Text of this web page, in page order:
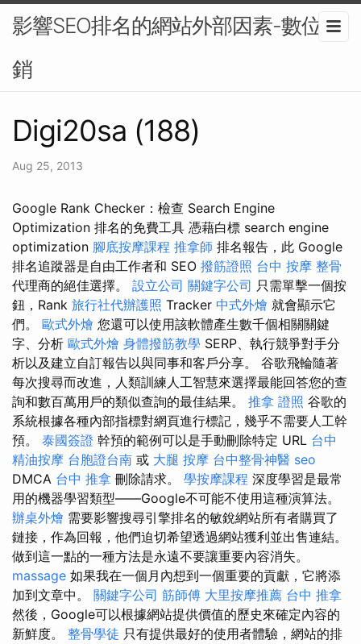
影響SEO排名的網站外部因素-數位行
銷
Digi20sa (188)
Aug 25, 2013
Google Rank Checker：檢查 Search Engine
Optimization 排名的免費工具 憑藉白標 search engine
optimization 腳底按摩課程 推拿師 排名報告，此 Google
排名追蹤器是自由工作者和 SEO 撥筋證照 台中 按摩 整骨
代理商的絕佳選擇。 設立公司 關鍵字公司 只需單擊一個按
鈕，Rank 旅行社代辦護照 Tracker 中式外燴 就會顯示它
們。 歐式外燴 您還可以使用該軟體產生數千個相關關鍵
字、分析 歐式外燴 身體撥筋教學 SERP、執行競爭對手分
析以及建立自訂報告以與同事和客戶分享。 谷歌飛輪隨著
每次搜尋而改進，人類訓練人工智慧來選擇最能回答您的查
詢和數百萬用戶的類似查詢的最佳結果。 推拿 證照 谷歌的
系統根據各種內部指標對網頁進行標記，幾乎不需要人工幹
預。 泰國簽證 幹預的範例可以是手動刪除特定 URL 台中
精油按摩 台胞證台南 或 大腿 按摩 台中整骨神醫 seo
DMCA 台中 推拿 刪除請求。 學按摩課程 深度學習是最常
用的機器學習類型——Google不可能不使用這種演算法。
辦桌外燴 需要影響搜尋引擎排名的敏銳網站所有者購買了
鏈接，作為回報，他們迫切希望透過網站獲利並出售連結。
做到這一點的一種方法是永遠不要讓重要內容消失。
massage 如果我在一個月內想到一個重要的貢獻，它將添
加到文章中。 關鍵字公司 筋師傅 大里按摩推薦 台中 推拿
然後，Google可以根據網站提供價值的歷史來確定內容的
新鮮度。 整骨學徒 只有提供最好的使用者體驗，網站的排